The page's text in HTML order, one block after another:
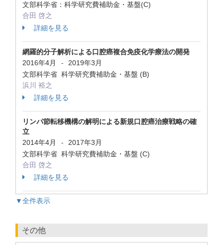
文部科学省：科学研究費補助金・基盤(C)
合田 啓之
詳細を見る
網羅的分子解析による口腔癌複合免疫化学療法の開発
2016年4月
-
2019年3月
文部科学省 科学研究費補助金・基盤 (B)
浜川 裕之
詳細を見る
リンパ節転移機構の解明による新規口腔癌治療戦略の確
立
2014年4月
-
2017年3月
文部科学省 科学研究費補助金・基盤 (C)
合田 啓之
詳細を見る
▼全件表示
その他